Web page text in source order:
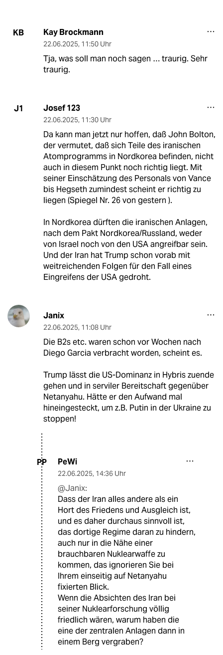
KB Kay Brockmann
22.06.2025, 11:50 Uhr
Tja, was soll man noch sagen … traurig. Sehr
traurig.
J1 Josef 123
22.06.2025, 11:30 Uhr
Da kann man jetzt nur hoffen, daß John Bolton,
der vermutet, daß sich Teile des iranischen
Atomprogramms in Nordkorea befinden, nicht
auch in diesem Punkt noch richtig liegt. Mit
seiner Einschätzung des Personals von Vance
bis Hegseth zumindest scheint er richtig zu
liegen (Spiegel Nr. 26 von gestern ).
In Nordkorea dürften die iranischen Anlagen,
nach dem Pakt Nordkorea/Russland, weder
von Israel noch von den USA angreifbar sein.
Und der Iran hat Trump schon vorab mit
weitreichenden Folgen für den Fall eines
Eingreifens der USA gedroht.
Janix
22.06.2025, 11:08 Uhr
Die B2s etc. waren schon vor Wochen nach
Diego Garcia verbracht worden, scheint es.
Trump lässt die US-Dominanz in Hybris zuende
gehen und in serviler Bereitschaft gegenüber
Netanyahu. Hätte er den Aufwand mal
hineingesteckt, um z.B. Putin in der Ukraine zu
stoppen!
PP PeWi
22.06.2025, 14:36 Uhr
@Janix:
Dass der Iran alles andere als ein
Hort des Friedens und Ausgleich ist,
und es daher durchaus sinnvoll ist,
das dortige Regime daran zu hindern,
auch nur in die Nähe einer
brauchbaren Nuklearwaffe zu
kommen, das ignorieren Sie bei
Ihrem einseitig auf Netanyahu
fixierten Blick.
Wenn die Absichten des Iran bei
seiner Nuklearforschung völlig
friedlich wären, warum haben die
eine der zentralen Anlagen dann in
einem Berg vergraben?